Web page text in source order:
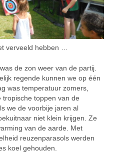
verveeld hebben …
de zon weer van de partij.
regende kunnen we op één
was temperatuur zomers,
toppen van de
we de voorbije jaren al
niet klein krijgen. Ze
van de aarde. Met
reuzenparasols werden
koel gehouden.